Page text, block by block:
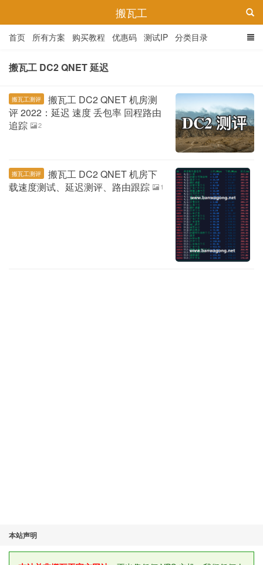
搬瓦工
首页 所有方案 购买教程 优惠码 测试IP 分类目录
搬瓦工 DC2 QNET 延迟
搬瓦工测评
搬瓦工 DC2 QNET 机房测
评 2022：延迟 速度 丢包率 回程路由
追踪
2
搬瓦工测评
搬瓦工 DC2 QNET 机房下
载速度测试、延迟测评、路由跟踪
1
本站声明